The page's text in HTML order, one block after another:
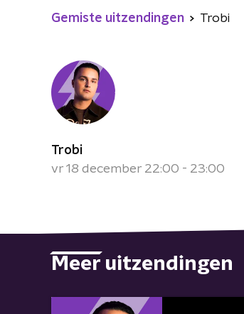
Gemiste uitzendingen Trobi
Trobi
vr 18 december 22:00 - 23:00
Meer uitzendingen